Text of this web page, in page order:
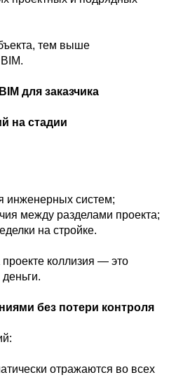
тем выше
для заказчика
на стадии
инженерных систем;
между разделами проекта;
на стройке.
коллизия — это
без потери контроля
отражаются во всех